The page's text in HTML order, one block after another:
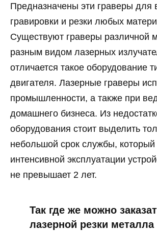
Предназначены эти граверы для
гравировки и резки любых
Существуют граверы различной
разным видом лазерных
отличается такое оборудование
двигателя. Лазерные граверы
промышленности, а также при
домашнего бизнеса. Из
оборудования стоит выделить
небольшой срок службы, который
интенсивной эксплуатации
не превышает 2 лет.
Так где же можно
лазерной резки металла